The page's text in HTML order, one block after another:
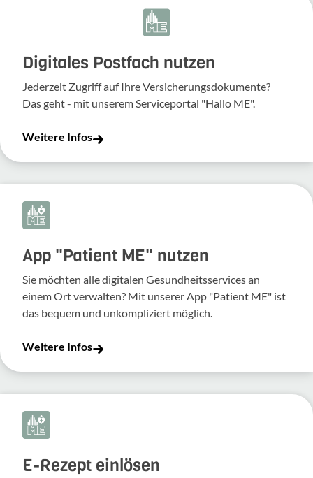
Digitales Postfach nutzen
Jederzeit Zugriff auf Ihre Versicherungsdokumente?
Das geht - mit unserem Serviceportal "Hallo ME".
Weitere Infos
App "Patient ME" nutzen
Sie möchten alle digitalen Gesundheitsservices an
einem Ort verwalten? Mit unserer App "Patient ME" ist
das bequem und unkompliziert möglich.
Weitere Infos
E-Rezept einlösen